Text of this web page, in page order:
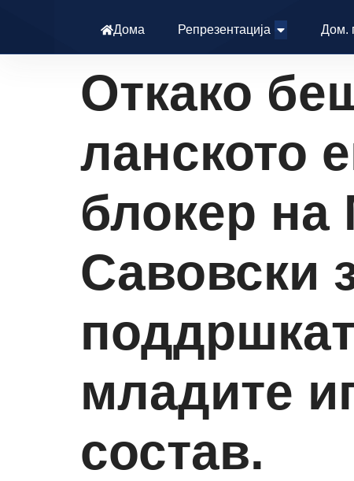
Дома Репрезентација Дом.
Откако
ланското
блокер на
Савовски
младите
состав.